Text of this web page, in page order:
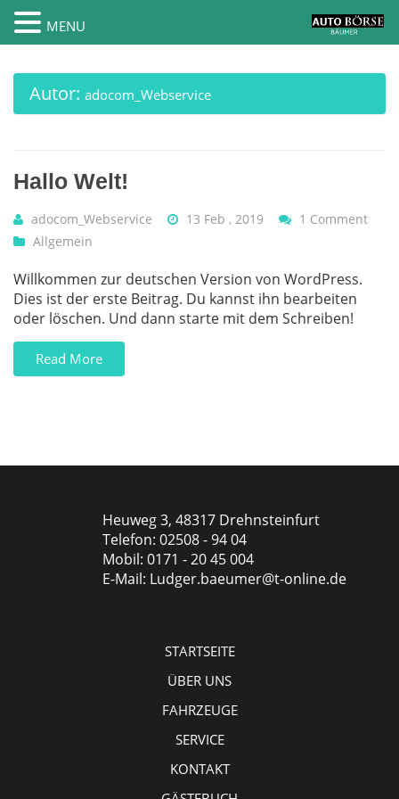
Skip
contentAutor: adocom_Webservice
Hallo Welt!
adocom_Webservice 13 Feb , 2019
1 Comment
Allgemein
Willkommen zur deutschen Version von WordPress.
Dies ist der erste Beitrag. Du kannst ihn bearbeiten
oder löschen. Und dann starte mit dem Schreiben!
Read More
Heuweg 3, 48317 Drehnsteinfurt
Telefon: 02508 - 94 04
Mobil: 0171 - 20 45 004
E-Mail: Ludger.baeumer@t-online.de
STARTSEITE
ÜBER UNS
FAHRZEUGE
SERVICE
KONTAKT
MENU